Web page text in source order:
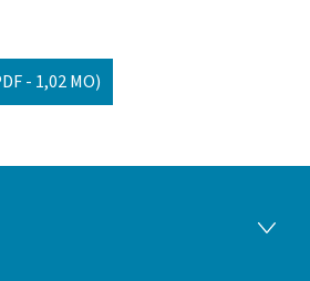
- 1,02 MO)